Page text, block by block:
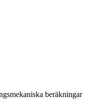
beräkningar